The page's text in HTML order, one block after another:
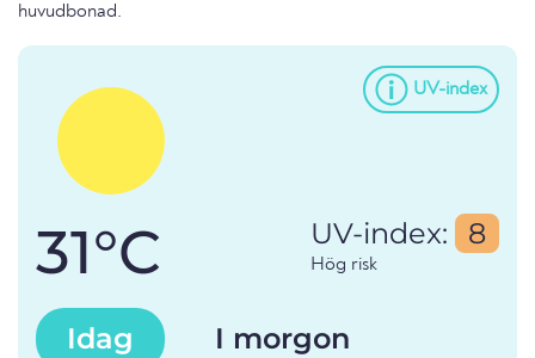
huvudbonad.
UV-index
31°C UV-index: 8
Hög risk
Idag I morgon